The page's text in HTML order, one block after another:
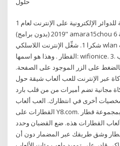
1 رد على "أفضل 10 محاكيات مجانية للدوائر الإلكترونية على الإنترنت لعام
2019 (بدون برامج)" amara15chou 6 مارس 2020 في 12:35 ص رائعة
شكرا 1. شغِّل الإنترنت اللاسلكي wlan في جهازك. 2. اختر شبكة إنترنت
القطار . وهذا هو اسمها: wifionice. 3. تنفتح صفحة بشكل تلقائي، يجب
على الزر الموجود على الصفحة.
عبر الإنترنت للعب ألعاب شيقة حول
مجانية تضم أميرات من من قلب بارد
أخرى في انتظارك. العب ألعاب
القطارات على Y8.com. إذا كنت ترغب في اللعب بمجموعة قطار
القطارات هذه. ضع القضبان وحدد
وشق طريقك عبر المضمار دون أن